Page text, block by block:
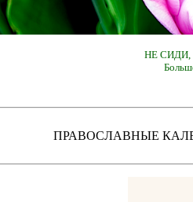
НЕ СИДИ,
ПРАВОСЛАВНЫЕ